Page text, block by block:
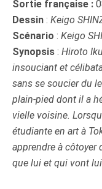
Sortie française :
Dessin : Keigo
Scénario : Keigo
Synopsis : Hiroto
insouciant et
sans se soucier du
plain-pied dont il a
vielle voisine.
étudiante en art à
apprendre à
que lui et qui vont